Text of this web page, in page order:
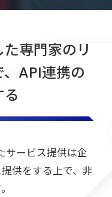
専門家のリ
API連携の
サービス提供は企
供をする上で、非